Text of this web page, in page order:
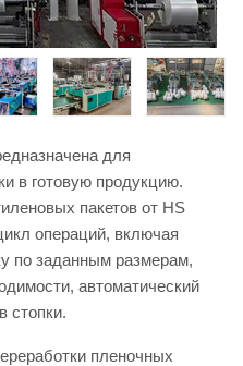
для
в готовую продукцию.
пакетов от HS
операций, включая
по заданным размерам,
автоматический
стопки.
пленочных